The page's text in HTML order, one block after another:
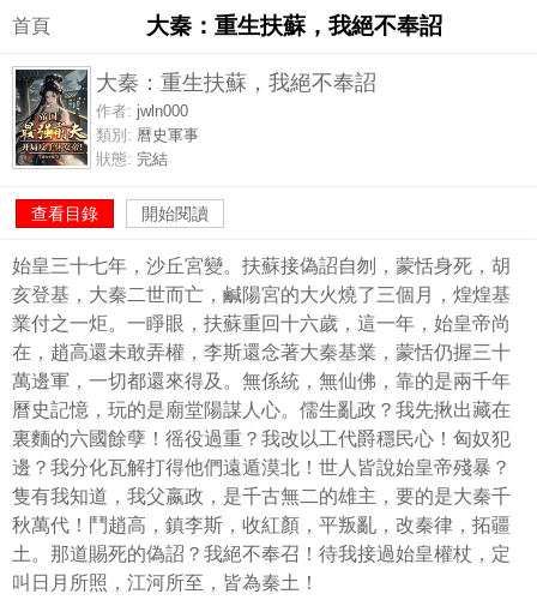
首頁 大秦：重生扶蘇，我絕不奉詔
大秦：重生扶蘇，我絕不奉詔
作者: jwln000
類別: 曆史軍事
狀態: 完結
查看目錄 開始閱讀
始皇三十七年，沙丘宮變。扶蘇接偽詔自刎，蒙恬身死，胡
亥登基，大秦二世而亡，鹹陽宮的大火燒了三個月，煌煌基
業付之一炬。一睜眼，扶蘇重回十六歲，這一年，始皇帝尚
在，趙高還未敢弄權，李斯還念著大秦基業，蒙恬仍握三十
萬邊軍，一切都還來得及。無係統，無仙佛，靠的是兩千年
曆史記憶，玩的是廟堂陽謀人心。儒生亂政？我先揪出藏在
裏麵的六國餘孽！徭役過重？我改以工代爵穩民心！匈奴犯
邊？我分化瓦解打得他們遠遁漠北！世人皆說始皇帝殘暴？
隻有我知道，我父嬴政，是千古無二的雄主，要的是大秦千
秋萬代！鬥趙高，鎮李斯，收紅顏，平叛亂，改秦律，拓疆
土。那道賜死的偽詔？我絕不奉召！待我接過始皇權杖，定
叫日月所照，江河所至，皆為秦土！